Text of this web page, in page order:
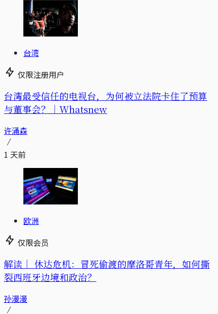
台湾
仅限注册用户
台湾最受信任的电视台，为何被立法院卡住了预算
与董事会？｜Whatsnew
许涌森
1 天前
欧洲
仅限会员
解读｜ 休达危机：冒死偷渡的摩洛哥青年，如何撕
裂西班牙边境和政治？
孙漫漫